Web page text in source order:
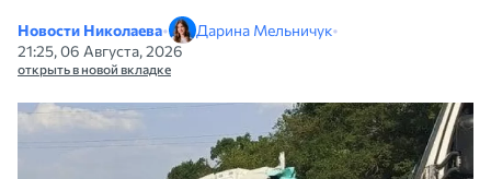
Новости Николаева• Дарина Мельничук•
21:25, 06 Августа, 2026
открыть в новой вкладке